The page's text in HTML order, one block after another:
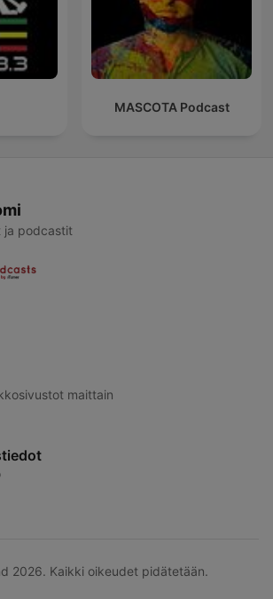
MASCOTA Podcast
ja podcastit
maittain
2026. Kaikki oikeudet pidätetään.